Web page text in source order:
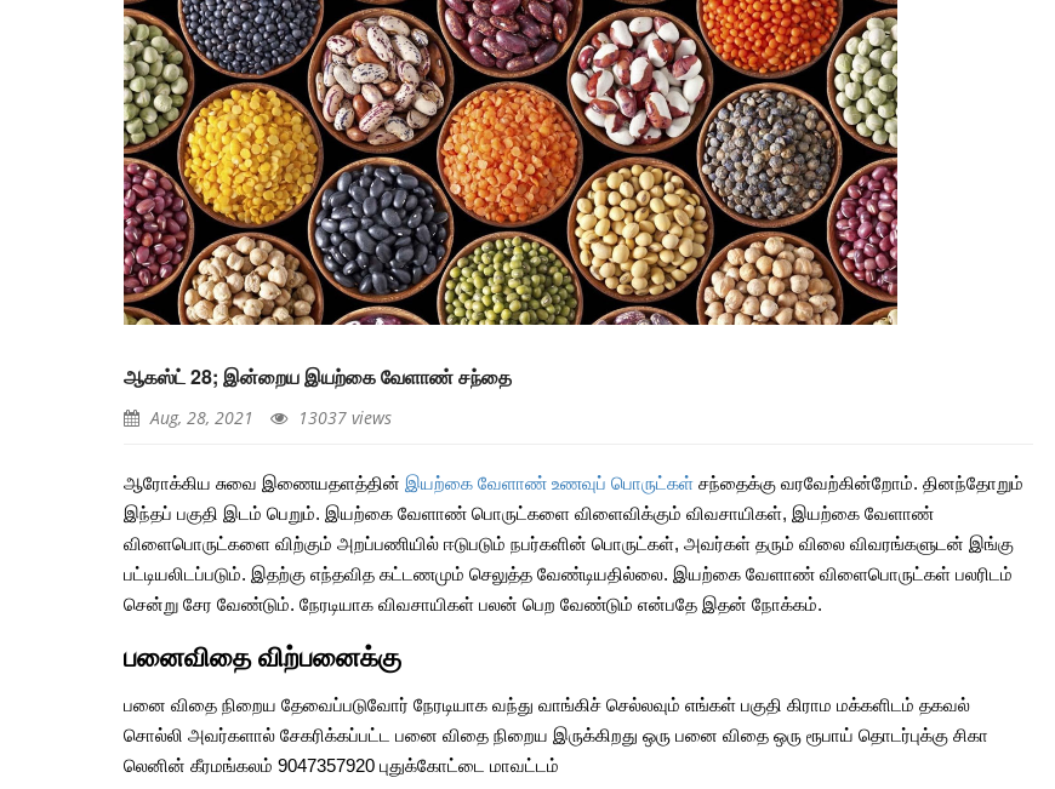
ஆகஸ்ட் 28; இன்றைய இயற்கை வேளாண் சந்தை
Aug, 28, 2021 13037 views
ஆரோக்கிய சுவை இணையதளத்தின் இயற்கை வேளாண் உணவுப் பொருட்கள் சந்தைக்கு வரவேற்கின்றோம். தினந்தோறும்
இந்தப் பகுதி இடம் பெறும். இயற்கை வேளாண் பொருட்களை விளைவிக்கும் விவசாயிகள், இயற்கை வேளாண்
விளைபொருட்களை விற்கும் அறப்பணியில் ஈடுபடும் நபர்களின் பொருட்கள், அவர்கள் தரும் விலை விவரங்களுடன் இங்கு
பட்டியலிடப்படும். இதற்கு எந்தவித கட்டணமும் செலுத்த வேண்டியதில்லை. இயற்கை வேளாண் விளைபொருட்கள் பலரிடம்
சென்று சேர வேண்டும். நேரடியாக விவசாயிகள் பலன் பெற வேண்டும் என்பதே இதன் நோக்கம்.
பனைவிதை விற்பனைக்கு
பனை விதை நிறைய தேவைப்படுவோர் நேரடியாக வந்து வாங்கிச் செல்லவும் எங்கள் பகுதி கிராம மக்களிடம் தகவல்
சொல்லி அவர்களால் சேகரிக்கப்பட்ட பனை விதை நிறைய இருக்கிறது ஒரு பனை விதை ஒரு ரூபாய் தொடர்புக்கு சிகா
லெனின் கீரமங்கலம் 9047357920 புதுக்கோட்டை மாவட்டம்
வாழை இலையை பயன்படுத்துங்கள்
உணவகங்களே...
Dec, 28, 2020
அசைவ உணவு வரலாற்றின் சிகரம்
மதுரை முனியாண்டி விலாஸ்
Sep, 29, 2022
குதிகால் வலி தீர ஏற்ற உணவு
முறைகளும், தீர்வுகளும்
Aug, 26, 2021
உணவு வீணாவதை தவிர்க்க சில
தேன்வில்வம் சாப்பிட்டால் 21
விதமான நன்மைகள்
Aug, 10, 2021
இந்த 5 அறிகுறிகள் உங்கள் உடலில்
நீர் சத்து இல்லை என்பதற்கான
எச்சரிக்கைகளாகும்
May, 30, 2021
பிரண்டை எனும் அற்புத வைரம் |
பிரண்டை மருத்துவ பயன்கள்
வாழை இலையை பயன்படுத்துங்கள்
உணவகங்களே...
Dec, 28, 2020
அசைவ உணவு வரலாற்றின் சிகரம்
மதுரை முனியாண்டி விலாஸ்
Sep, 29, 2022
குதிகால் வலி தீர ஏற்ற உணவு
முறைகளும், தீர்வுகளும்
Aug, 26, 2021
தேன்வில்வம் சாப்பிட்டால் 21
விதமான நன்மைகள்
Aug, 10, 2021
May, 30, 2021
பிரண்டை எனும் அற்புத வைரம் |